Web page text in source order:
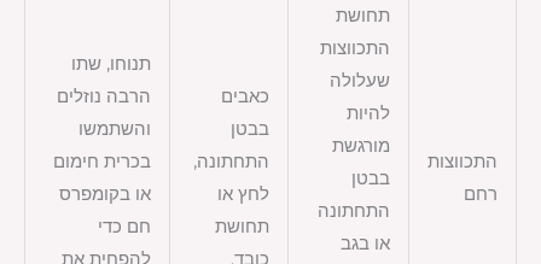
התכווצות
רחם
תחושת
התכווצות
שעלולה
להיות
מורגשת
בבטן
התחתונה
או בגב
כאבים
בבטן
התחתונה,
לחץ או
תחושת
תנוחו, שתו
הרבה נוזלים
והשתמשו
בכרית חימום
או בקומפרס
חם כדי